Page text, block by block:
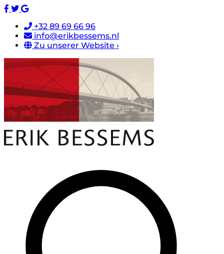
+32 89 69 66 96
info@erikbessems.nl
Zu unserer Website ›